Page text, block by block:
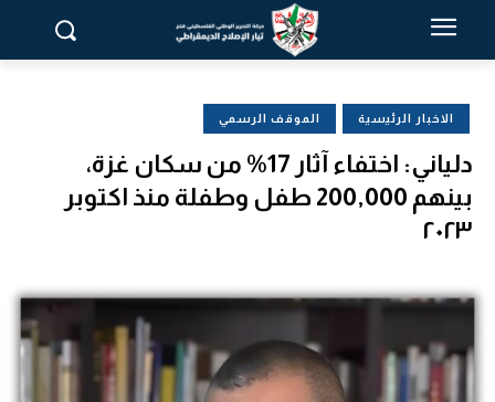
الاخبار الرئيسية الموقف الرسمي
دلياني: اختفاء آثار 17% من سكان غزة،
بينهم 200,000 طفل وطفلة منذ اكتوبر
٢٠٢٣